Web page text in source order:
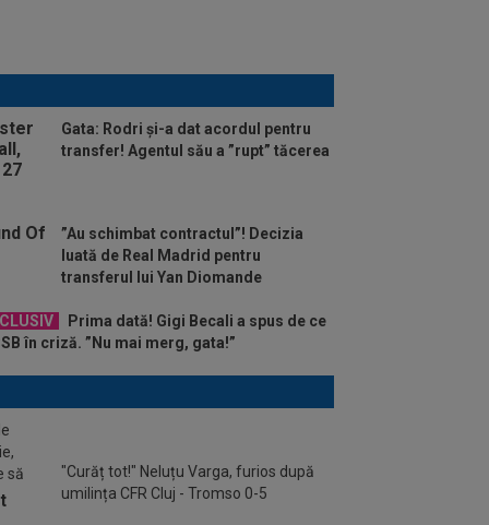
Gata: Rodri și-a dat acordul pentru
transfer! Agentul său a ”rupt” tăcerea
”Au schimbat contractul”! Decizia
luată de Real Madrid pentru
transferul lui Yan Diomande
Prima dată! Gigi Becali a spus de ce
în criză. ”Nu mai merg, gata!”
să
"Curăț tot!" Neluțu Varga, furios după
umilința CFR Cluj - Tromso 0-5